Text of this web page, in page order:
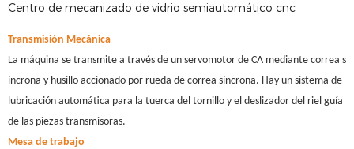
Centro de mecanizado de vidrio semiautomático cnc
Transmisión Mecánica
La máquina se transmite a través de un servomotor de CA mediante correa s
íncrona y husillo accionado por rueda de correa síncrona. Hay un sistema de
lubricación automática para la tuerca del tornillo y el deslizador del riel guía
de las piezas transmisoras.
Mesa de trabajo